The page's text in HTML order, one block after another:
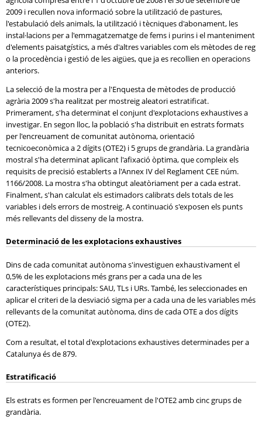
2009 i recullen nova informació sobre la utilització de pastures,
l'estabulació dels animals, la utilització i tècniques d'abonament, les
instal·lacions per a l'emmagatzematge de fems i purins i el manteniment
d'elements paisatgístics, a més d'altres variables com els mètodes de reg
o la procedència i gestió de les aigües, que ja es recollien en operacions
anteriors.
La selecció de la mostra per a l'Enquesta de mètodes de producció
agrària 2009 s'ha realitzat per mostreig aleatori estratificat.
Primerament, s'ha determinat el conjunt d'explotacions exhaustives a
investigar. En segon lloc, la població s'ha distribuït en estrats formats
per l'encreuament de comunitat autònoma, orientació
tecnicoeconòmica a 2 dígits (OTE2) i 5 grups de grandària. La grandària
mostral s'ha determinat aplicant l'afixació òptima, que compleix els
requisits de precisió establerts a l'Annex IV del Reglament CEE núm.
1166/2008. La mostra s'ha obtingut aleatòriament per a cada estrat.
Finalment, s'han calculat els estimadors calibrats dels totals de les
variables i dels errors de mostreig. A continuació s'exposen els punts
més rellevants del disseny de la mostra.
Determinació de les explotacions exhaustives
Dins de cada comunitat autònoma s'investiguen exhaustivament el
0,5% de les explotacions més grans per a cada una de les
característiques principals: SAU, TLs i URs. També, les seleccionades en
aplicar el criteri de la desviació sigma per a cada una de les variables més
rellevants de la comunitat autònoma, dins de cada OTE a dos dígits
(OTE2).
Com a resultat, el total d'explotacions exhaustives determinades per a
Catalunya és de 879.
Estratificació
Els estrats es formen per l'encreuament de l'OTE2 amb cinc grups de
grandària.